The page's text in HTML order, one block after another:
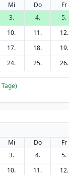
Mi Do Fr
3. 4. 5.
10. 11. 12.
17. 18. 19.
24. 25. 26.
Tage)
Mi Do Fr
3. 4. 5.
10. 11. 12.